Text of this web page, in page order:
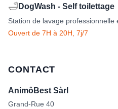
🛁 DogWash - Self toilettage
Station de lavage professionnelle
Ouvert de 7H à 20H, 7j/7
CONTACT
AnimôBest Sàrl
Grand-Rue 40